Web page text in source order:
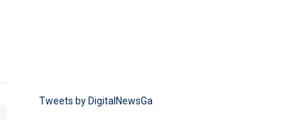
Tweets by DigitalNewsGa